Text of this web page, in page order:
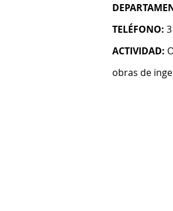
TELÉFONO:
ACTIVIDAD:
obras de